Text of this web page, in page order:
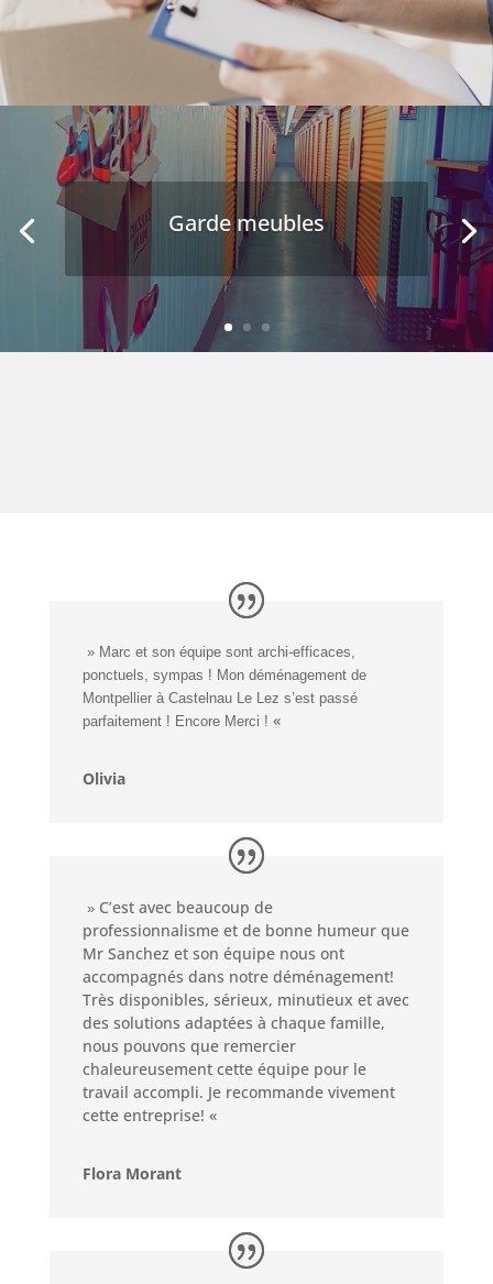
Garde meubles
» Marc et son équipe sont archi-efficaces,
ponctuels, sympas ! Mon déménagement de
Montpellier à Castelnau Le Lez s’est passé
parfaitement ! Encore Merci ! «
Olivia
» C’est avec beaucoup de
professionnalisme et de bonne humeur que
Mr Sanchez et son équipe nous ont
accompagnés dans notre déménagement!
Très disponibles, sérieux, minutieux et avec
des solutions adaptées à chaque famille,
nous pouvons que remercier
chaleureusement cette équipe pour le
travail accompli. Je recommande vivement
cette entreprise! «
Flora Morant